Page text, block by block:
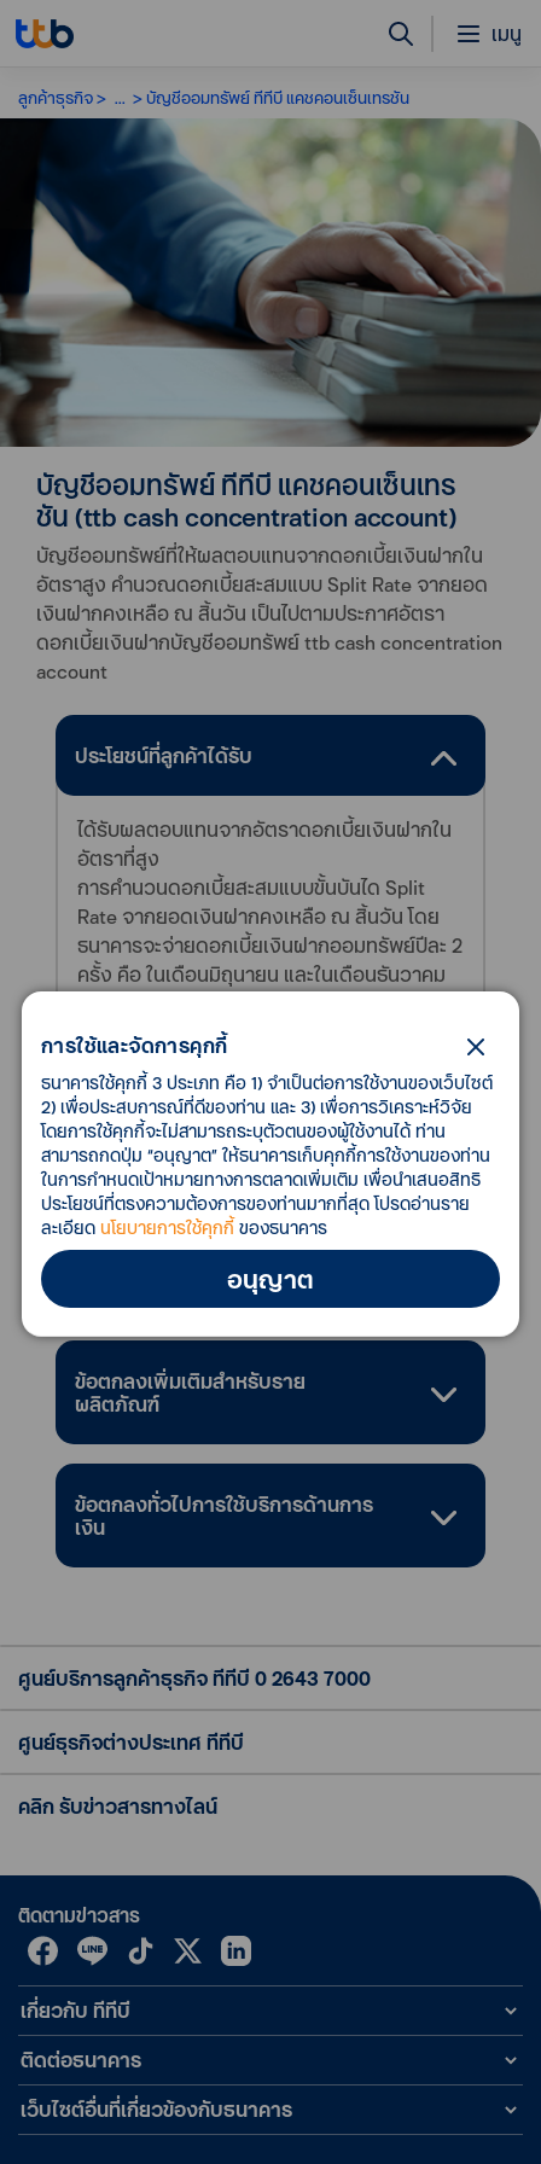
เมนู
ลูกค้าธุรกิจ ... บัญชีออมทรัพย์ ทีทีบี แคชคอนเซ็นเทรชัน
บัญชีออมทรัพย์ ทีทีบี แคชคอนเซ็นเทร
ชัน (ttb cash concentration account)
บัญชีออมทรัพย์ที่ให้ผลตอบแทนจากดอกเบี้ยเงินฝากใน
อัตราสูง คำนวณดอกเบี้ยสะสมแบบ Split Rate จากยอด
เงินฝากคงเหลือ ณ สิ้นวัน เป็นไปตามประกาศอัตรา
ดอกเบี้ยเงินฝากบัญชีออมทรัพย์ ttb cash concentration
account
ประโยชน์ที่ลูกค้าได้รับ
ได้รับผลตอบแทนจากอัตราดอกเบี้ยเงินฝากใน
อัตราที่สูง
การคำนวนดอกเบี้ยสะสมแบบขั้นบันได Split
Rate จากยอดเงินฝากคงเหลือ ณ สิ้นวัน โดย
ธนาคารจะจ่ายดอกเบี้ยเงินฝากออมทรัพย์ปีละ 2
ครั้ง คือ ในเดือนมิถุนายน และในเดือนธันวาคม
คุณสมบัติของลูกค้า
เอกสารประกอบการสมัคร
ดาวน์โหลดเอกสารเพิ่มเติม
ข้อตกลงเพิ่มเติมสำหรับราย
ผลิตภัณฑ์
ข้อตกลงทั่วไปการใช้บริการด้านการ
เงิน
การใช้และจัดการคุกกี้
ธนาคารใช้คุกกี้ 3 ประเภท คือ 1) จำเป็นต่อการใช้งานของเว็บไซต์
2) เพื่อประสบการณ์ที่ดีของท่าน และ 3) เพื่อการวิเคราะห์วิจัย
โดยการใช้คุกกี้จะไม่สามารถระบุตัวตนของผู้ใช้งานได้ ท่าน
สามารถกดปุ่ม “อนุญาต” ให้ธนาคารเก็บคุกกี้การใช้งานของท่าน
ในการกำหนดเป้าหมายทางการตลาดเพิ่มเติม เพื่อนำเสนอสิทธิ
ประโยชน์ที่ตรงความต้องการของท่านมากที่สุด โปรดอ่านราย
ละเอียด นโยบายการใช้คุกกี้ของธนาคาร
อนุญาต
ศูนย์บริการลูกค้าธุรกิจ ทีทีบี 0 2643 7000
ศูนย์ธุรกิจต่างประเทศ ทีทีบี
คลิก รับข่าวสารทางไลน์
ติดตามข่าวสาร
เกี่ยวกับ ทีทีบี
ติดต่อธนาคาร
เว็บไซต์อื่นที่เกี่ยวข้องกับธนาคาร